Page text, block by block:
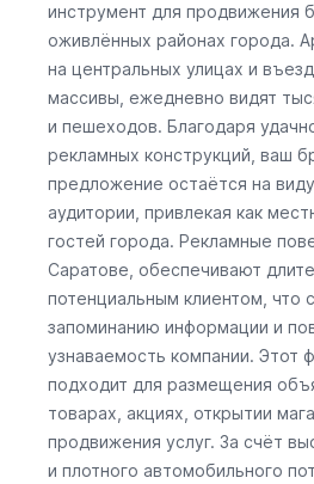
инструмент для продвижения
оживлённых районах города.
на центральных улицах и
массивы, ежедневно видят
и пешеходов. Благодаря
рекламных конструкций, ваш
предложение остаётся на
аудитории, привлекая как
гостей города. Рекламные
Саратове, обеспечивают
потенциальным клиентом, что
запоминанию информации и
узнаваемость компании. Этот
подходит для размещения
товарах, акциях, открытии
продвижения услуг. За счёт
и плотного автомобильного